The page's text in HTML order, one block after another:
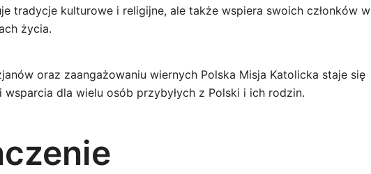
tradycje kulturowe i religijne, ale także wspiera swoich członków w
życia.
oraz zaangażowaniu wiernych Polska Misja Katolicka staje się
wsparcia dla wielu osób przybyłych z Polski i ich rodzin.